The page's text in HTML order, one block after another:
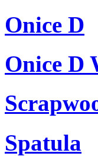
Onice D
Onice D
Spatula